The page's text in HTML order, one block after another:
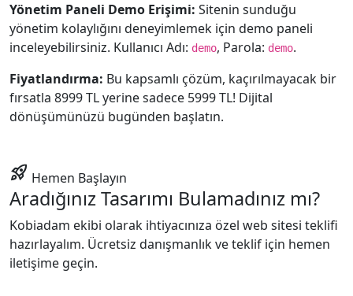
Yönetim Paneli Demo Erişimi: Sitenin sunduğu
yönetim kolaylığını deneyimlemek için demo paneli
inceleyebilirsiniz. Kullanıcı Adı: demo, Parola: demo.
Fiyatlandırma: Bu kapsamlı çözüm, kaçırılmayacak bir
fırsatla 8999 TL yerine sadece 5999 TL! Dijital
dönüşümünüzü bugünden başlatın.
rocket_launch Hemen Başlayın
Aradığınız Tasarımı Bulamadınız mı?
Kobiadam ekibi olarak ihtiyacınıza özel web sitesi teklifi
hazırlayalım. Ücretsiz danışmanlık ve teklif için hemen
iletişime geçin.